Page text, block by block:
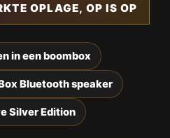
OPLAGE, OP IS OP
in een boombox
Bluetooth speaker
Silver Edition